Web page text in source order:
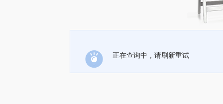
正在查询中，请刷新重试